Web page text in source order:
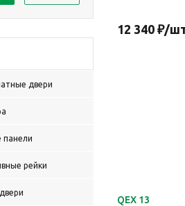
двери
панели
рейки
12 340 ₽/
QEX 13